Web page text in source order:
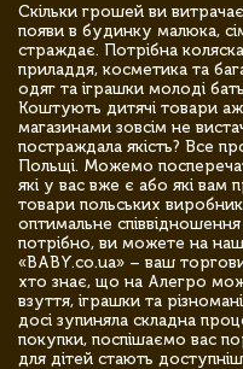
Скільки грошей ви
появи в будинку малюка,
страждає. Потрібна
приладдя, косметика та
одяг та іграшки молоді
Коштують дитячі товари
магазинами зовсім не
постраждала якість? Все
Польщі. Можемо
які у вас вже є або які
товари польських
оптимальне
потрібно, ви можете на
«BABY.co.ua» – ваш
хто знає, що на Алегро
взуття, іграшки та
досі зупиняла складна
покупки, поспішаємо вас
для дітей стають